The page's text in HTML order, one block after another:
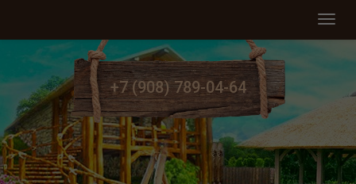
Меню
+7 (908) 789-04-64